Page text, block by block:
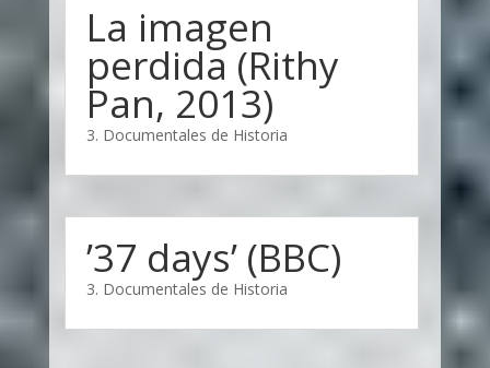
La imagen
perdida (Rithy
Pan, 2013)
3. Documentales de Historia
’37 days’ (BBC)
3. Documentales de Historia